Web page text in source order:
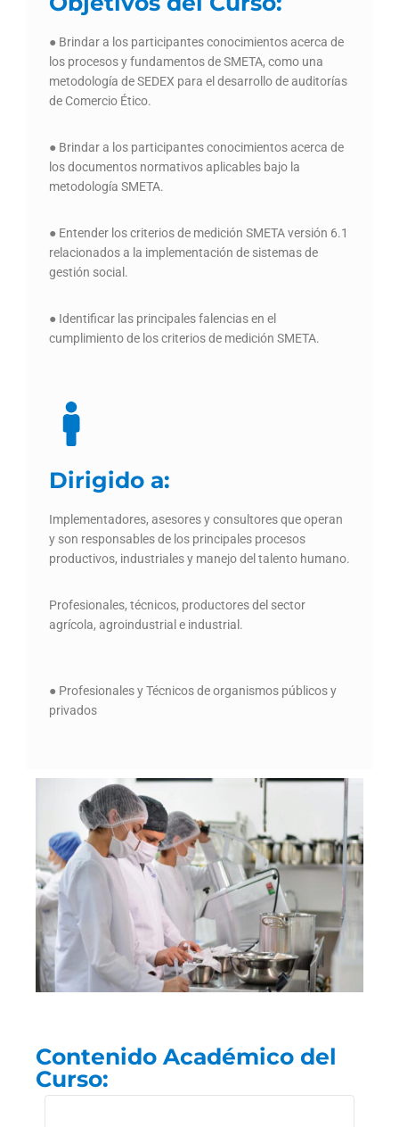
● Brindar a los participantes conocimientos acerca de
los procesos y fundamentos de SMETA, como una
metodología de SEDEX para el desarrollo de auditorías
de Comercio Ético.
● Brindar a los participantes conocimientos acerca de
los documentos normativos aplicables bajo la
metodología SMETA.
● Entender los criterios de medición SMETA versión 6.1
relacionados a la implementación de sistemas de
gestión social.
● Identificar las principales falencias en el
cumplimiento de los criterios de medición SMETA.
Dirigido a:
Implementadores, asesores y consultores que operan
y son responsables de los principales procesos
productivos, industriales y manejo del talento humano.
Profesionales, técnicos, productores del sector
agrícola, agroindustrial e industrial.
● Profesionales y Técnicos de organismos públicos y
privados
Contenido Académico del
Curso: